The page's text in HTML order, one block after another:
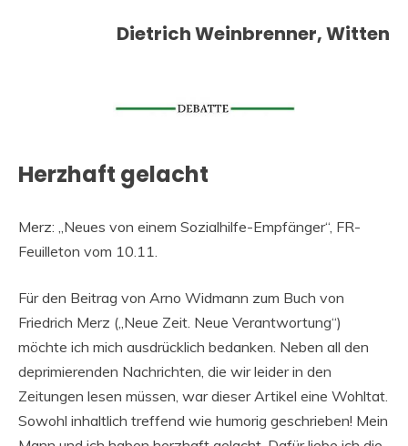
Dietrich Weinbrenner, Witten
Herzhaft gelacht
Merz: „Neues von einem Sozialhilfe-Empfänger“, FR-
Feuilleton vom 10.11.
Für den Beitrag von Arno Widmann zum Buch von
Friedrich Merz („Neue Zeit. Neue Verantwortung“)
möchte ich mich ausdrücklich bedanken. Neben all den
deprimierenden Nachrichten, die wir leider in den
Zeitungen lesen müssen, war dieser Artikel eine Wohltat.
Sowohl inhaltlich treffend wie humorig geschrieben! Mein